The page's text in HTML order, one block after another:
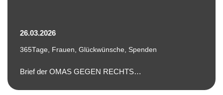
26.03.2026
365Tage Frauen Glückwünsche Spenden
Brief der OMAS GEGEN RECHTS…